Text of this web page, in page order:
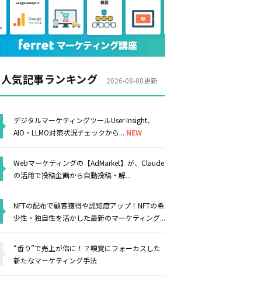
人気記事ランキング 2026-08-08更新
デジタルマーケティングツールUser Insight、
AIO・LLMO対策状況チェックから... NEW
Webマーケティングの【AdMarket】が、Claude
の活用で投稿企画から自動投稿・解...
NFTの配布で顧客獲得や認知度アップ！NFTの希
少性・独自性を活かした最新のマーケティング...
“香り”で売上が倍に！？嗅覚にフォーカスした
新たなマーケティング手法